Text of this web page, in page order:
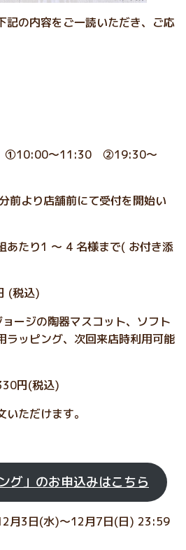
記の内容をご一読いただき、ご応
①10:00～11:30 ②19:30～
前より店舗前にて受付を開始い
たり1 ～ 4 名様まで( お付き添
(税込)
ージの陶器マスコット、ソフト
ラッピング、次回来店時利用可能
円(税込)
ただけます。
グ」のお申込みはこちら
月3日(水)～12月7日(日) 23:59